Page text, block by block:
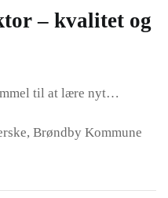
– kvalitet og
til at lære nyt…
Brøndby Kommune